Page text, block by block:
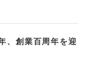
、創業百周年を迎